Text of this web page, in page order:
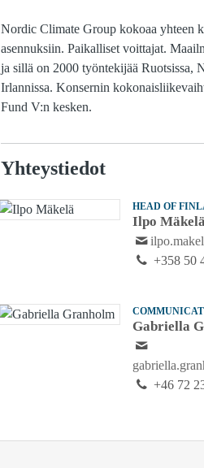
Nordic Climate Group kokoaa yhteen
asennuksiin. Paikalliset voittajat.
ja sillä on 2000 työntekijää Ruotsissa,
Irlannissa. Konsernin
Fund V:n kesken.
Yhteystiedot
HEAD OF
Ilpo
+358 50
Gabriella
+46 72